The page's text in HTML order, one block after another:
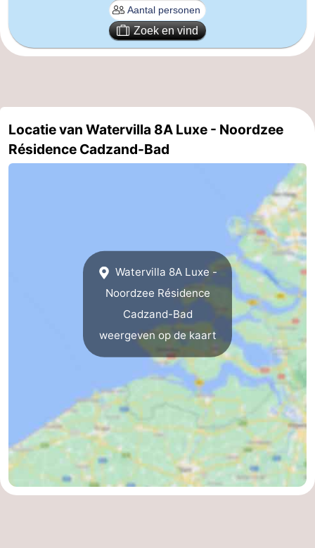
Vlissingen
-
Nieuwvliet
-
Breskens
-
Retranchement
Knokke-
Heist
-
Zeebrugge
-
Zoek en vind
Locatie van Watervilla 8A Luxe - Noordzee
Résidence Cadzand-Bad
Watervilla 8A Luxe -
Noordzee Résidence
Cadzand-Bad
weergeven op de kaart